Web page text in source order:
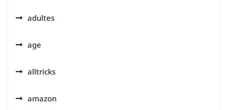
adultes
age
alltricks
amazon